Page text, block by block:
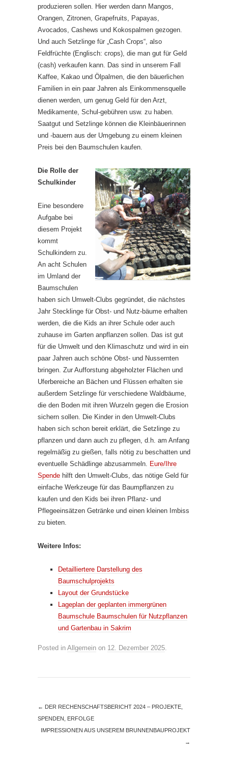
produzieren sollen. Hier werden dann Mangos,
Orangen, Zitronen, Grapefruits, Papayas,
Avocados, Cashews und Kokospalmen gezogen.
Und auch Setzlinge für „Cash Crops“, also
Feldfrüchte (Englisch: crops), die man gut für Geld
(cash) verkaufen kann. Das sind in unserem Fall
Kaffee, Kakao und Ölpalmen, die den bäuerlichen
Familien in ein paar Jahren als Einkommensquelle
dienen werden, um genug Geld für den Arzt,
Medikamente, Schul-gebühren usw. zu haben.
Saatgut und Setzlinge können die Kleinbäuerinnen
und -bauern aus der Umgebung zu einem kleinen
Preis bei den Baumschulen kaufen.
Die Rolle der
Schulkinder
Eine besondere
Aufgabe bei
diesem Projekt
kommt
Schulkindern zu.
An acht Schulen
im Umland der
Baumschulen
haben sich Umwelt-Clubs gegründet, die nächstes
Jahr Stecklinge für Obst- und Nutz-bäume erhalten
werden, die die Kids an ihrer Schule oder auch
zuhause im Garten anpflanzen sollen. Das ist gut
für die Umwelt und den Klimaschutz und wird in ein
paar Jahren auch schöne Obst- und Nussernten
bringen. Zur Aufforstung abgeholzter Flächen und
Uferbereiche an Bächen und Flüssen erhalten sie
außerdem Setzlinge für verschiedene Waldbäume,
die den Boden mit ihren Wurzeln gegen die Erosion
sichern sollen. Die Kinder in den Umwelt-Clubs
haben sich schon bereit erklärt, die Setzlinge zu
pflanzen und dann auch zu pflegen, d.h. am Anfang
regelmäßig zu gießen, falls nötig zu beschatten und
eventuelle Schädlinge abzusammeln. Eure/Ihre
Spende hilft den Umwelt-Clubs, das nötige Geld für
einfache Werkzeuge für das Baumpflanzen zu
kaufen und den Kids bei ihren Pflanz- und
Pflegeeinsätzen Getränke und einen kleinen Imbiss
zu bieten.
Weitere Infos:
Detailliertere Darstellung des
Baumschulprojekts
Layout der Grundstücke
Lageplan der geplanten immergrünen
Baumschule Baumschulen für Nutzpflanzen
und Gartenbau in Sakrim
Posted in Allgemein on 12. Dezember 2025.
← DER RECHENSCHAFTSBERICHT 2024 – PROJEKTE,
SPENDEN, ERFOLGE
IMPRESSIONEN AUS UNSEREM BRUNNENBAUPROJEKT
→